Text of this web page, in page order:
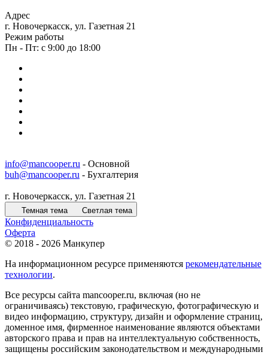
Адрес
г. Новочеркасск, ул. Газетная 21
Режим работы
Пн - Пт: с 9:00 до 18:00
info@mancooper.ru - Основной
buh@mancooper.ru - Бухгалтерия
г. Новочеркасск, ул. Газетная 21
Темная тема Светлая тема
Конфиденциальность
Оферта
© 2018 - 2026 Манкупер
На информационном ресурсе применяются рекомендательные
технологии.
Все ресурсы сайта mancooper.ru, включая (но не
ограничиваясь) текстовую, графическую, фотографическую и
видео информацию, структуру, дизайн и оформление страниц,
доменное имя, фирменное наименование являются объектами
авторского права и прав на интеллектуальную собственность,
защищены российским законодательством и международными